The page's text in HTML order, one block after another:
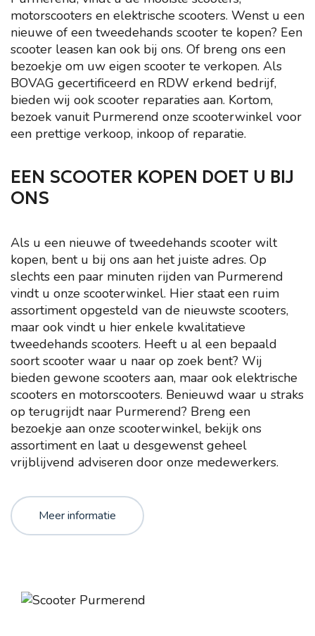
motorscooters en elektrische scooters. Wenst u een
nieuwe of een tweedehands scooter te kopen? Een
scooter leasen kan ook bij ons. Of breng ons een
bezoekje om uw eigen scooter te verkopen. Als
BOVAG gecertificeerd en RDW erkend bedrijf,
bieden wij ook scooter reparaties aan. Kortom,
bezoek vanuit Purmerend onze scooterwinkel voor
een prettige verkoop, inkoop of reparatie.
EEN SCOOTER KOPEN DOET U BIJ
ONS
Als u een nieuwe of tweedehands scooter wilt
kopen, bent u bij ons aan het juiste adres. Op
slechts een paar minuten rijden van Purmerend
vindt u onze scooterwinkel. Hier staat een ruim
assortiment opgesteld van de nieuwste scooters,
maar ook vindt u hier enkele kwalitatieve
tweedehands scooters. Heeft u al een bepaald
soort scooter waar u naar op zoek bent? Wij
bieden gewone scooters aan, maar ook elektrische
scooters en motorscooters. Benieuwd waar u straks
op terugrijdt naar Purmerend? Breng een
bezoekje aan onze scooterwinkel, bekijk ons
assortiment en laat u desgewenst geheel
vrijblijvend adviseren door onze medewerkers.
Meer informatie